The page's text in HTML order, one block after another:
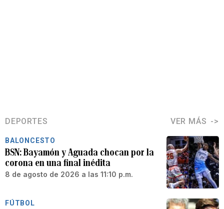
DEPORTES VER MÁS
BALONCESTO
BSN: Bayamón y Aguada chocan por la
corona en una final inédita
8 de agosto de 2026 a las 11:10 p.m.
FÚTBOL